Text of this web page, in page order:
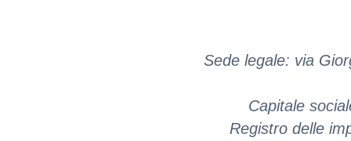
Sede legale: via
Capitale
Registro delle